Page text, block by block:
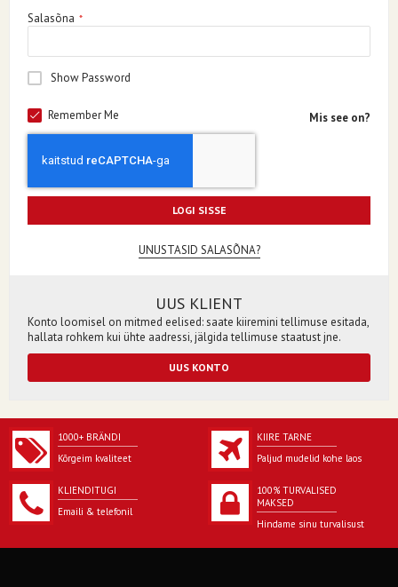
Salasõna
Show Password
Remember Me Mis see on?
LOGI SISSE
UNUSTASID SALASÕNA?
UUS KLIENT
Konto loomisel on mitmed eelised: saate kiiremini tellimuse esitada,
hallata rohkem kui ühte aadressi, jälgida tellimuse staatust jne.
UUS KONTO
1000+ BRÄNDI
Kõrgeim kvaliteet
KIIRE TARNE
Paljud mudelid kohe laos
KLIENDITUGI
Emaili & telefonil
100% TURVALISED
MAKSED
Hindame sinu turvalisust